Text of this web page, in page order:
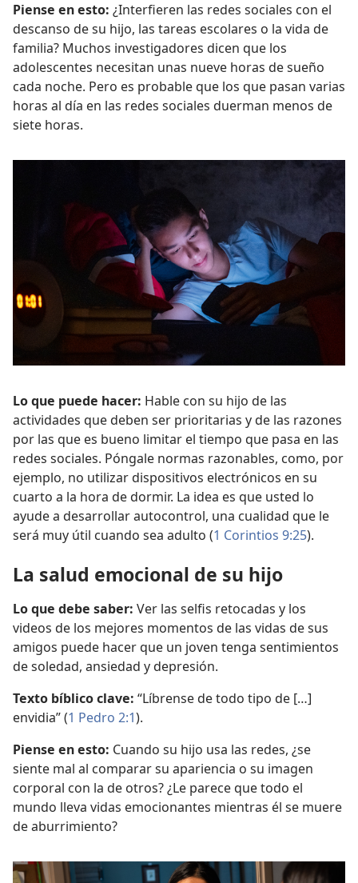
Piense en esto: ¿Interfieren las redes sociales con el
descanso de su hijo, las tareas escolares o la vida de
familia? Muchos investigadores dicen que los
adolescentes necesitan unas nueve horas de sueño
cada noche. Pero es probable que los que pasan varias
horas al día en las redes sociales duerman menos de
siete horas.
Lo que puede hacer: Hable con su hijo de las
actividades que deben ser prioritarias y de las razones
por las que es bueno limitar el tiempo que pasa en las
redes sociales. Póngale normas razonables, como, por
ejemplo, no utilizar dispositivos electrónicos en su
cuarto a la hora de dormir. La idea es que usted lo
ayude a desarrollar autocontrol, una cualidad que le
será muy útil cuando sea adulto (1 Corintios 9:25).
La salud emocional de su hijo
Lo que debe saber: Ver las selfis retocadas y los
videos de los mejores momentos de las vidas de sus
amigos puede hacer que un joven tenga sentimientos
de soledad, ansiedad y depresión.
Texto bíblico clave: “Líbrense de todo tipo de […]
envidia” (1 Pedro 2:1).
Piense en esto: Cuando su hijo usa las redes, ¿se
siente mal al comparar su apariencia o su imagen
corporal con la de otros? ¿Le parece que todo el
mundo lleva vidas emocionantes mientras él se muere
de aburrimiento?